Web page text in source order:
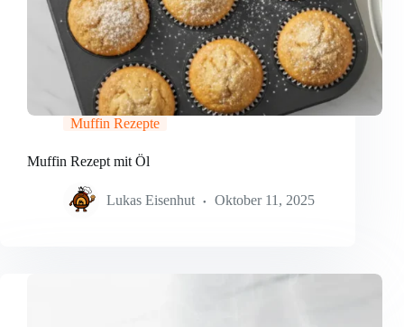
Muffin Rezepte
Muffin Rezept mit Öl
Lukas Eisenhut Oktober 11, 2025